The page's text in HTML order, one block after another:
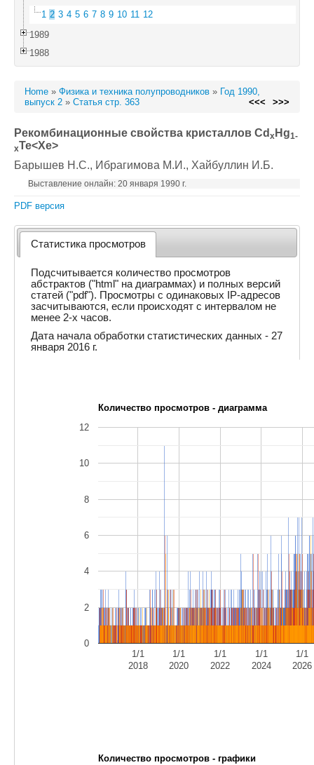
1 2 3 4 5 6 7 8 9 10 11 12
1989
1988
Home » Физика и техника полупроводников » Год 1990,
выпуск 2 » Статья стр. 363 <<< >>>
Рекомбинационные свойства кристаллов Cd x Hg1-
xTe<Xe>
Барышев Н.С., Ибрагимова М.И., Хайбуллин И.Б.
Выставление онлайн: 20 января 1990 г.
PDF версия
Статистика просмотров
Подсчитывается количество просмотров
абстрактов ("html" на диаграммах) и полных версий
статей ("pdf"). Просмотры с одинаковых IP-адресов
засчитываются, если происходят с интервалом не
менее 2-х часов.
Дата начала обработки статистических данных - 27
января 2016 г.
Количество просмотров - диаграмма
1/1
2018
1/1
2020
1/1
2022
1/1
2024
1/1
2026
0
2
4
6
8
10
12
Количество просмотров - графики